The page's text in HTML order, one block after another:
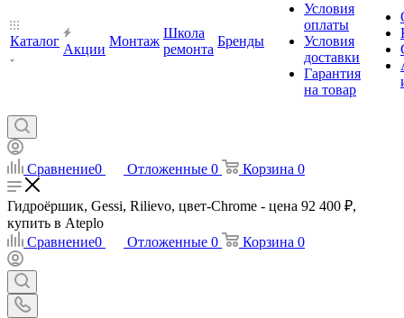
Каталог
Акции
Монтаж
Школа
ремонта
Бренды
Условия
оплаты
Условия
доставки
Гарантия
на товар
Сравнение0 Отложенные 0 Корзина 0
Гидроёршик, Gessi, Rilievo, цвет-Chrome - цена 92 400 ₽,
купить в Ateplo
Сравнение0 Отложенные 0 Корзина 0